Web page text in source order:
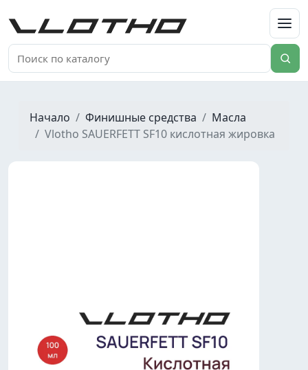
VLOTHO
Начало Финишные средства
Масла
Vlotho SAUERFETT SF10 кислотная жировка